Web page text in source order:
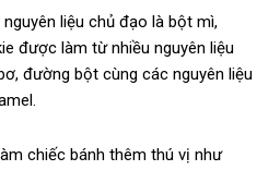
liệu chủ đạo là bột mì,
được làm từ nhiều nguyên liệu
đường bột cùng các nguyên liệu
chiếc bánh thêm thú vị như